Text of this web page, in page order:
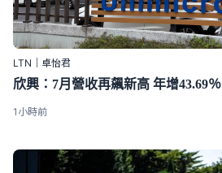
LTN｜卓怡君
欣興：7月營收再飆新高 年增43.69％
1小時前